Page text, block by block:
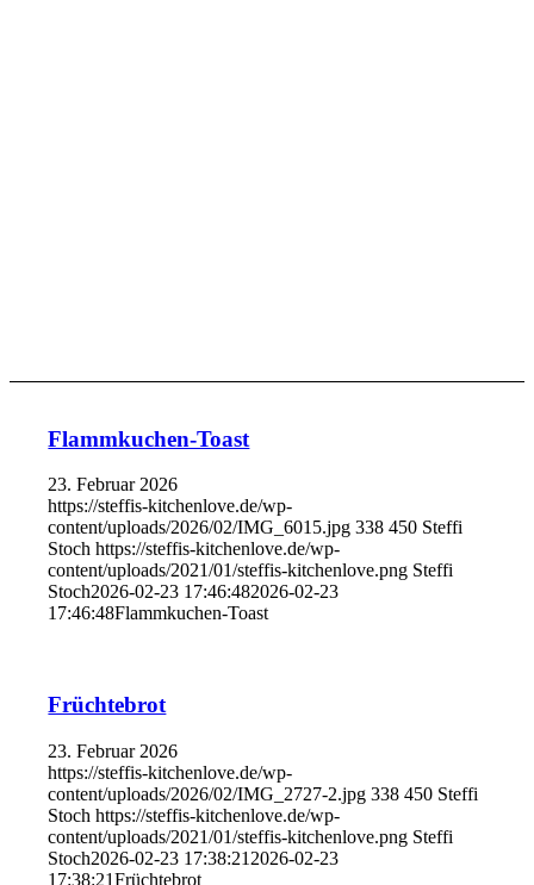
Flammkuchen-Toast
23. Februar 2026
https://steffis-kitchenlove.de/wp-
content/uploads/2026/02/IMG_6015.jpg 338 450 Steffi
Stoch https://steffis-kitchenlove.de/wp-
content/uploads/2021/01/steffis-kitchenlove.png Steffi
Stoch2026-02-23 17:46:482026-02-23
17:46:48Flammkuchen-Toast
Früchtebrot
23. Februar 2026
https://steffis-kitchenlove.de/wp-
content/uploads/2026/02/IMG_2727-2.jpg 338 450 Steffi
Stoch https://steffis-kitchenlove.de/wp-
content/uploads/2021/01/steffis-kitchenlove.png Steffi
Stoch2026-02-23 17:38:21 2026-02-23
17:38:21Früchtebrot